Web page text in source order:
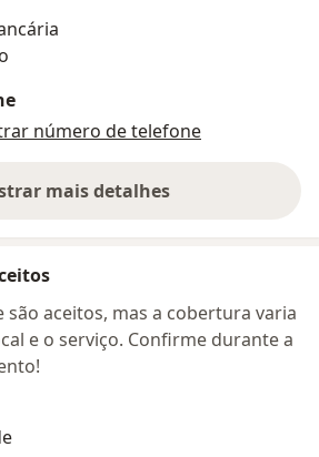
número de telefone
mais detalhes
sobre o endereço
são aceitos, mas a cobertura varia
e o serviço. Confirme durante a